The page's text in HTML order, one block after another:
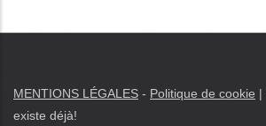
MENTIONS LÉGALES - Politique de cookie |
existe déjà!